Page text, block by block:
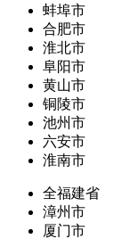
蚌埠市
合肥市
淮北市
阜阳市
黄山市
铜陵市
池州市
六安市
淮南市
全福建省
漳州市
厦门市